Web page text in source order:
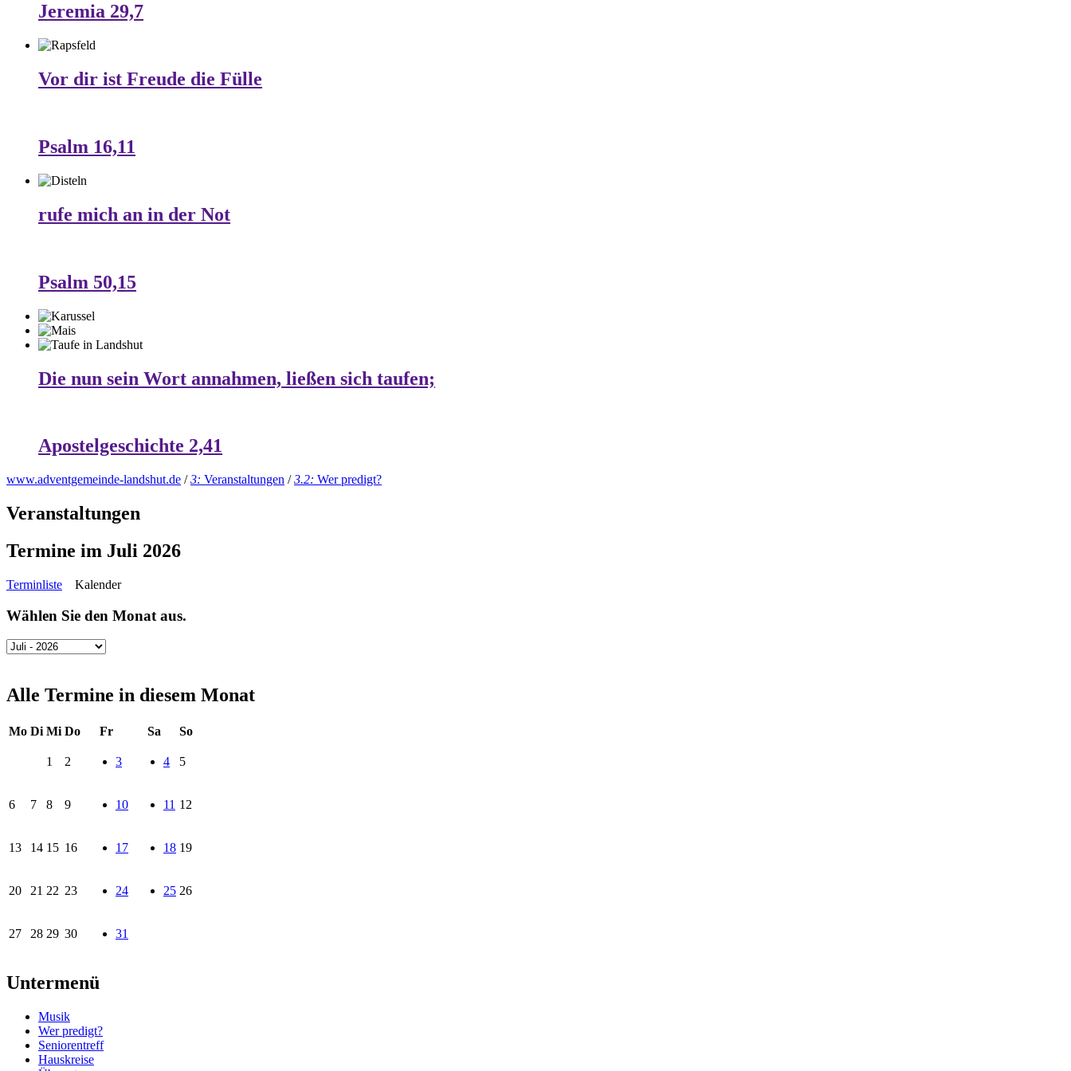
Jeremia 29,7
Vor dir ist Freude die Fülle
Psalm 16,11
rufe mich an in der Not
Psalm 50,15
Die nun sein Wort annahmen, ließen sich taufen;
Apostelgeschichte 2,41
www.adventgemeinde-landshut.de /3: Veranstaltungen /3.2: Wer predigt?
Veranstaltungen
Termine im Juli 2026
Terminliste Kalender
Wählen Sie den Monat aus.
Alle Termine in diesem Monat
Mo Di Mi Do Fr Sa So
1 2 3 4 5
6 7 8 9 10 11 12
13 14 15 16 17 18 19
20 21 22 23 24 25 26
27 28 29 30 31
Untermenü
Musik
Wer predigt?
Seniorentreff
Hauskreise